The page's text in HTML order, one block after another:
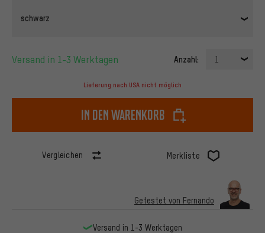
schwarz
Versand in 1-3 Werktagen Anzahl: 1
Lieferung nach USA nicht möglich
In den Warenkorb
Vergleichen Merkliste
Getestet von Fernando
Versand in 1-3 Werktagen